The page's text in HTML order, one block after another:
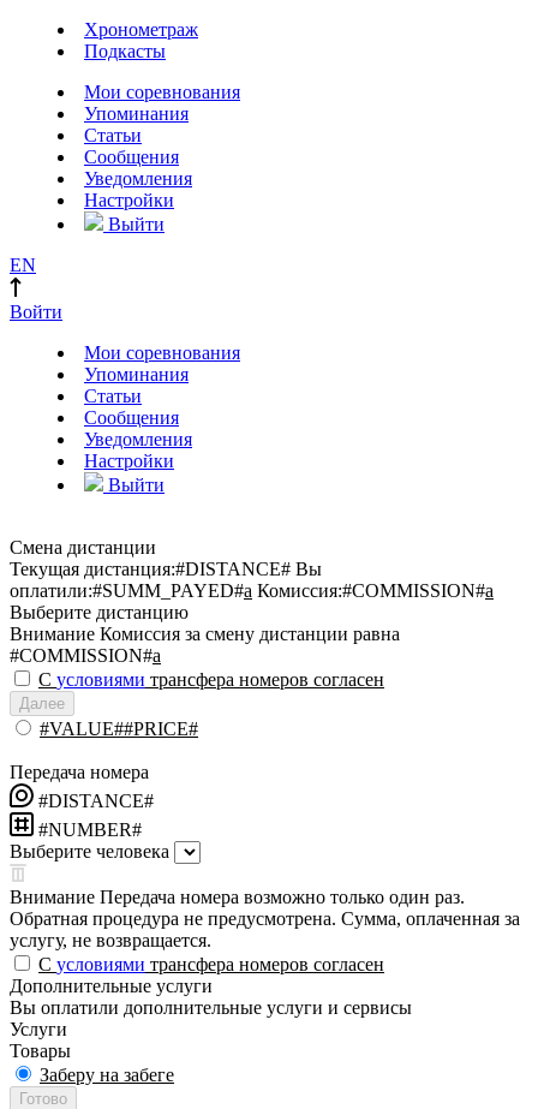
Хронометраж
Подкасты
Мои соревнования
Упоминания
Статьи
Сообщения
Уведомления
Настройки
Выйти
EN
Войти
Мои соревнования
Упоминания
Статьи
Сообщения
Уведомления
Настройки
Выйти
Смена дистанции
Текущая дистанция:#DISTANCE# Вы
оплатили:#SUMM_PAYED#a Комиссия:#COMMISSION#a
Выберите дистанцию
Внимание Комиссия за смену дистанции равна
#COMMISSION#a
С условиями трансфера номеров согласен
Далее
#VALUE##PRICE#
Передача номера
#DISTANCE#
#NUMBER#
Выберите человека
Внимание Передача номера возможно только один раз.
Обратная процедура не предусмотрена. Сумма, оплаченная за
услугу, не возвращается.
С условиями трансфера номеров согласен
Дополнительные услуги
Вы оплатили дополнительные услуги и сервисы
Услуги
Товары
Заберу на забеге
Готово